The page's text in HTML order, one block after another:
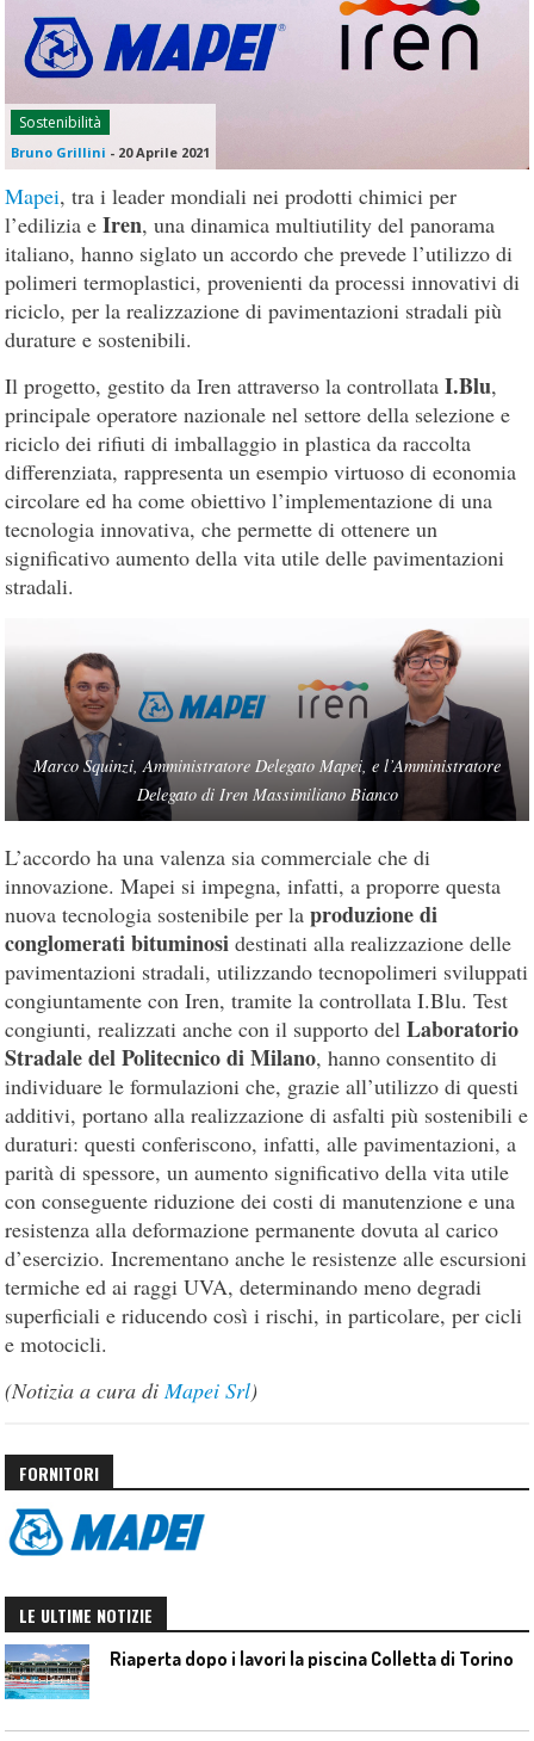
Sostenibilità
Bruno Grillini - 20 Aprile 2021
Mapei, tra i leader mondiali nei prodotti chimici per
l’edilizia eIren, una dinamica multiutility del panorama
italiano, hanno siglato un accordo che prevede l’utilizzo di
polimeri termoplastici, provenienti da processi innovativi di
riciclo, per la realizzazione di pavimentazioni stradali più
durature e sostenibili.
Il progetto, gestito da Iren attraverso la controllataI.Blu,
principale operatore nazionale nel settore della selezione e
riciclo dei rifiuti di imballaggio in plastica da raccolta
differenziata, rappresenta un esempio virtuoso di economia
circolare ed ha come obiettivo l’implementazione di una
tecnologia innovativa, che permette di ottenere un
significativo aumento della vita utile delle pavimentazioni
stradali.
Marco Squinzi, Amministratore Delegato Mapei, e l’Amministratore
Delegato di Iren Massimiliano Bianco
L’accordo ha una valenza sia commerciale che di
innovazione. Mapei si impegna, infatti, a proporre questa
nuova tecnologia sostenibile per laproduzione di
conglomerati bituminosi destinati alla realizzazione delle
pavimentazioni stradali, utilizzando tecnopolimeri sviluppati
congiuntamente con Iren, tramite la controllata I.Blu. Test
congiunti, realizzati anche con il supporto delLaboratorio
Stradale del Politecnico di Milano, hanno consentito di
individuare le formulazioni che, grazie all’utilizzo di questi
additivi, portano alla realizzazione di asfalti più sostenibili e
duraturi: questi conferiscono, infatti, alle pavimentazioni, a
parità di spessore, un aumento significativo della vita utile
con conseguente riduzione dei costi di manutenzione e una
resistenza alla deformazione permanente dovuta al carico
d’esercizio. Incrementano anche le resistenze alle escursioni
termiche ed ai raggi UVA, determinando meno degradi
superficiali e riducendo così i rischi, in particolare, per cicli
e motocicli.
(Notizia a cura diMapei Srl)
FORNITORI
LE ULTIME NOTIZIE
Riaperta dopo i lavori la piscina Colletta di Torino